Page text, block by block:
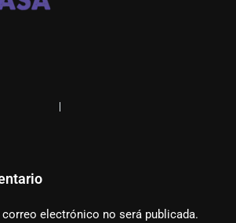
electrónico no será publicada.